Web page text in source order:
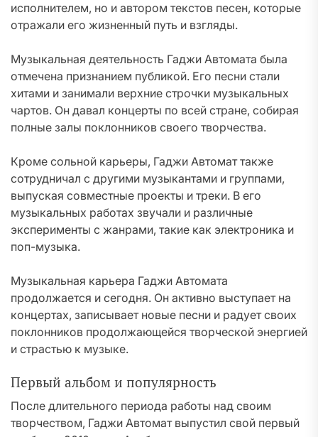
исполнителем, но и автором текстов песен, которые
отражали его жизненный путь и взгляды.
Музыкальная деятельность Гаджи Автомата была
отмечена признанием публикой. Его песни стали
хитами и занимали верхние строчки музыкальных
чартов. Он давал концерты по всей стране, собирая
полные залы поклонников своего творчества.
Кроме сольной карьеры, Гаджи Автомат также
сотрудничал с другими музыкантами и группами,
выпуская совместные проекты и треки. В его
музыкальных работах звучали и различные
эксперименты с жанрами, такие как электроника и
поп-музыка.
Музыкальная карьера Гаджи Автомата
продолжается и сегодня. Он активно выступает на
концертах, записывает новые песни и радует своих
поклонников продолжающейся творческой энергией
и страстью к музыке.
Первый альбом и популярность
После длительного периода работы над своим
творчеством, Гаджи Автомат выпустил свой первый